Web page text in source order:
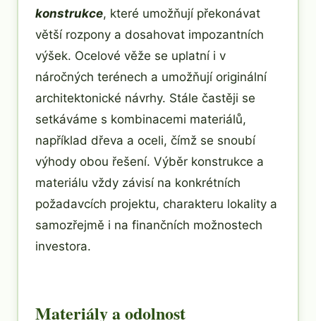
konstrukce, které umožňují překonávat
větší rozpony a dosahovat impozantních
výšek. Ocelové věže se uplatní i v
náročných terénech a umožňují originální
architektonické návrhy. Stále častěji se
setkáváme s kombinacemi materiálů,
například dřeva a oceli, čímž se snoubí
výhody obou řešení. Výběr konstrukce a
materiálu vždy závisí na konkrétních
požadavcích projektu, charakteru lokality a
samozřejmě i na finančních možnostech
investora.
Materiály a odolnost